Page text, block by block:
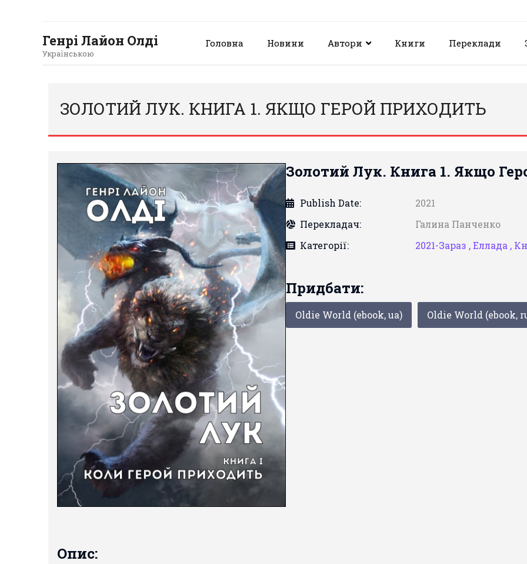
Генрі Лайон Олді
Українською
Головна Новини Автори Книги Переклади
ЗОЛОТИЙ ЛУК. КНИГА 1. ЯКЩО ГЕРОЙ ПРИХОДИТЬ
Золотий Лук. Книга 1. Якщо
Publish Date:
2021
Перекладач:
Галина Панченко
Категорії:
2021-Зараз ,Еллада ,
Придбати:
Oldie World (ebook, ua) Oldie World (ebook,
Опис: